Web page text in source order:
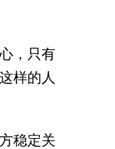
，只有
样的人
稳定关